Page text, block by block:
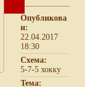
Опубликова
н:
22.04.2017
18:30
Схема:
5-7-5 хокку
Тема: